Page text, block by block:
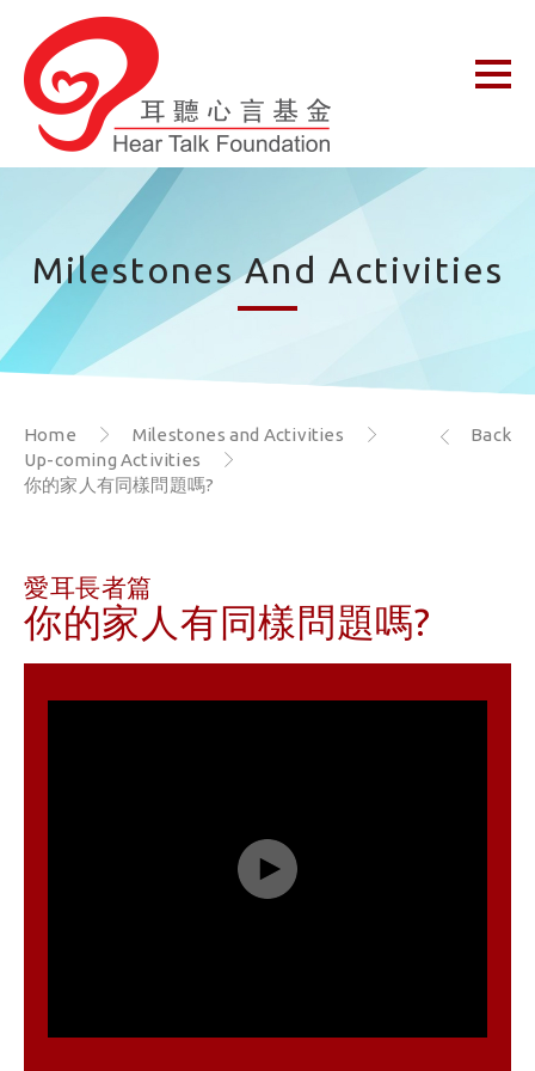
Milestones And Activities
Home
Milestones and Activities
Up-coming Activities
你的家人有同樣問題嗎?
Back
愛耳長者篇
你的家人有同樣問題嗎?
Play
Video